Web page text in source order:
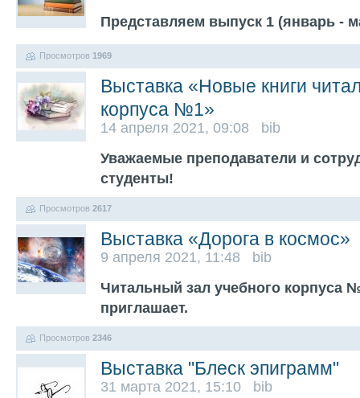
Представляем выпуск 1 (январь -
Просмотров 1969
Выставка «Новые книги
корпуса №1»
14 апреля 2021, 09:08 bib
Уважаемые преподаватели и
студенты!
Просмотров 2617
Выставка «Дорога в космос»
9 апреля 2021, 11:48 bib
Читальный зал учебного корпуса
приглашает.
Просмотров 2346
Выставка "Блеск эпиграмм"
31 марта 2021, 15:10 bib